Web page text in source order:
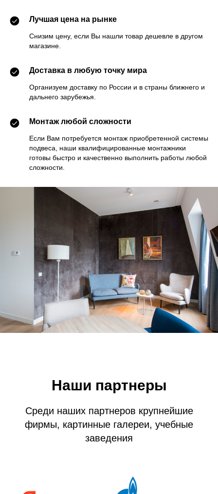
Лучшая цена на рынке
Снизим цену, если Вы нашли товар дешевле в другом
магазине.
Доставка в любую точку мира
Организуем доставку по России и в страны ближнего и
дальнего зарубежья.
Монтаж любой сложности
Если Вам потребуется монтаж приобретенной системы
подвеса, наши квалифицированные монтажники
готовы быстро и качественно выполнить работы любой
сложности.
Наши партнеры
Среди наших партнеров крупнейшие
фирмы, картинные галереи, учебные
заведения